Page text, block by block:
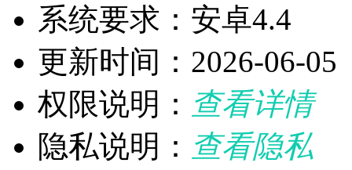
系统要求：安卓4.4
更新时间：2026-06-05
权限说明： 查看详情
隐私说明： 查看隐私